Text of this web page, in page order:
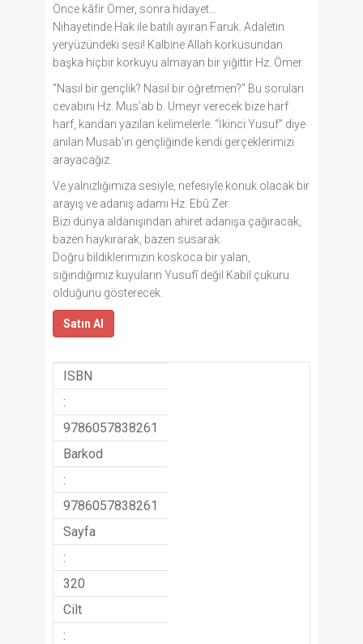
Önce kâfir Ömer, sonra hidayet...
Nihayetinde Hak ile batılı ayıran Faruk. Adaletin
yeryüzündeki sesi! Kalbine Allah korkusundan
başka hiçbir korkuyu almayan bir yiğittir Hz. Ömer.
“Nasıl bir gençlik? Nasıl bir öğretmen?” Bu soruları
cevabını Hz. Mus’ab b. Umeyr verecek bize harf
harf, kandan yazılan kelimelerle. “İkinci Yusuf” diye
anılan Musab’ın gençliğinde kendi gerçeklerimizi
arayacağız.
Ve yalnızlığımıza sesiyle, nefesiyle konuk olacak bir
arayış ve adanış adamı Hz. Ebû Zer.
Bizi dünya aldanışından ahiret adanışa çağıracak,
bazen haykırarak, bazen susarak.
Doğru bildiklerimizin koskoca bir yalan,
sığındığımız kuyuların Yusufî değil Kabil çukuru
olduğunu gösterecek.
Satın Al
ISBN
:
9786057838261
Barkod
:
9786057838261
Sayfa
:
320
Cilt
: